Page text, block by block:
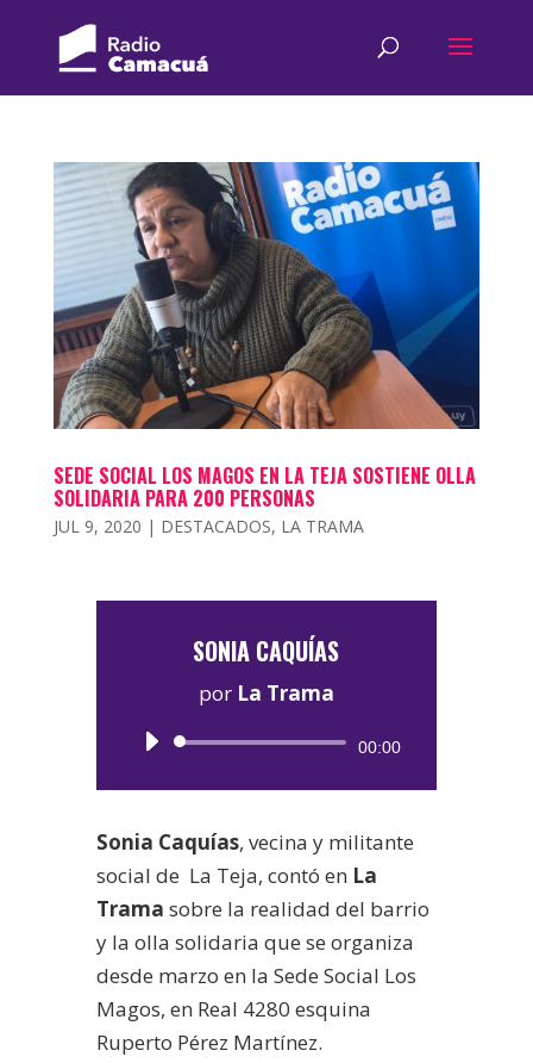
SEDE SOCIAL LOS MAGOS EN LA TEJA SOSTIENE OLLA
SOLIDARIA PARA 200 PERSONAS
JUL 9, 2020 | DESTACADOS, LA TRAMA
SONIA CAQUÍAS
por La Trama
Reproductor
00:00
Sonia Caquías, vecina y militante
social de La Teja, contó en La
Trama sobre la realidad del barrio
y la olla solidaria que se organiza
desde marzo en la Sede Social Los
Magos, en Real 4280 esquina
Ruperto Pérez Martínez.